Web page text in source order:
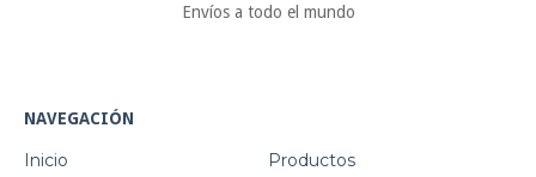
Envíos a todo el mundo
NAVEGACIÓN
Inicio Productos